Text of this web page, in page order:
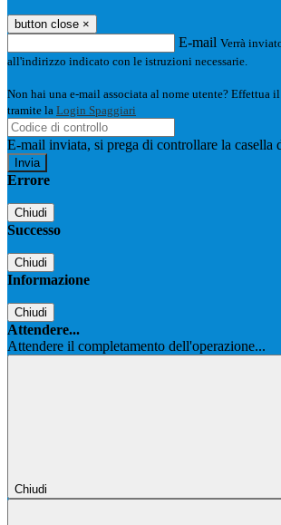
button close ×
E-mail Verrà
all'indirizzo indicato con le istruzioni necessarie.
Non hai una e-mail associata al nome utente? Effettua
tramite la Login Spaggiari
E-mail inviata, si prega di controllare la casella
Errore
Chiudi
Successo
Chiudi
Informazione
Chiudi
Attendere...
Attendere il completamento dell'operazione...
Chiudi